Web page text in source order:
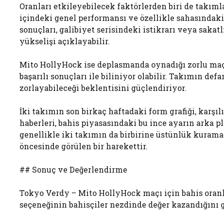
Oranları etkileyebilecek faktörlerden biri de
içindeki genel performansı ve özellikle
sonuçları, galibiyet serisindeki istikrarı veya
yükselişi açıklayabilir.
Mito HollyHock ise deplasmanda oynadığı zorlu
başarılı sonuçları ile biliniyor olabilir. Takımın
zorlayabileceği beklentisini güçlendiriyor.
İki takımın son birkaç haftadaki form grafiği,
haberleri, bahis piyasasındaki bu ince ayarın arka
genellikle iki takımın da birbirine üstünlük
öncesinde görülen bir harekettir.
## Sonuç ve Değerlendirme
Tokyo Verdy – Mito HollyHock maçı için bahis
seçeneğinin bahisçiler nezdinde değer